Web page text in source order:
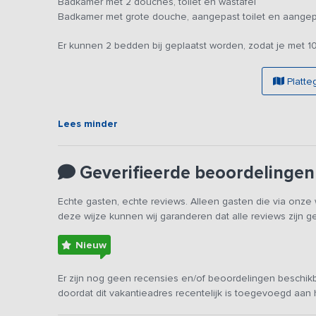
Slaap- en badkamers
allemaal uit op de tuin , waardoor je wakker wordt met
nachtrust. Er kunnen 2 bedden worden bijgeplaatst,
2 badkamers, waaronder een ruime
Buiten
buiten te zitten, terwijl kinderen zich vermaken bij
van lange zomeravonden, een gezamenlijke barbecue
wandeling of fietstocht.
Badkamer met grote douche, aangepast toilet en
Er kunnen 2 bedden bij geplaatst worden, zodat je met
Lees minder
Geverifieerde beoordelingen
Echte gasten, echte reviews. Alleen gasten die via
deze wijze kunnen wij garanderen dat alle reviews zijn
Nieuw
Er zijn nog geen recensies en/of beoordelingen
doordat dit vakantieadres recentelijk is toegevoegd aan